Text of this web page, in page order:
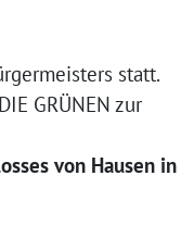
statt.
GRÜNEN zur
von Hausen in